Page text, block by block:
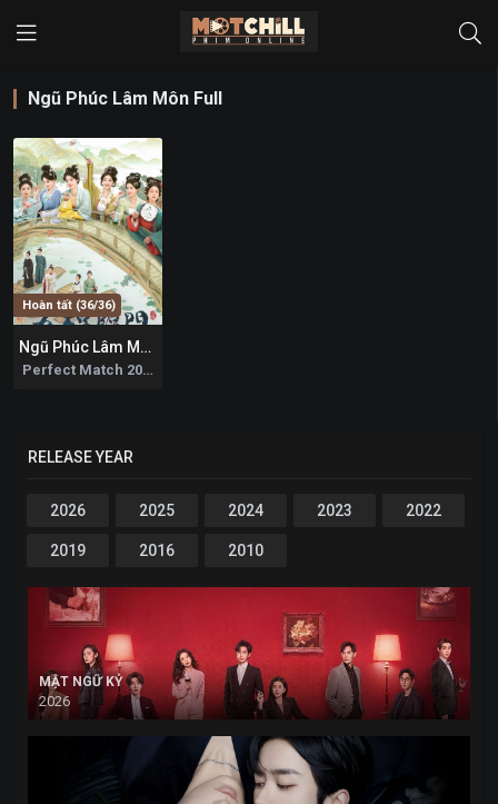
Ngũ Phúc Lâm Môn Full
Hoàn tất (36/36)
5.8
Ngũ Phúc Lâm Môn
Perfect Match 2025
RELEASE YEAR
2026 2025 2024 2023 2022
2019 2016 2010
MẬT NGỮ KỶ
2026